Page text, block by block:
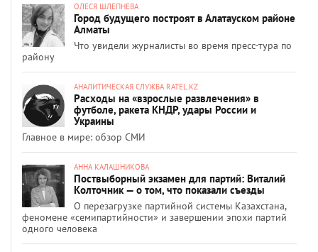
ОЛЕСЯ ШЛЕПНЕВА
Город будущего построят в Алатауском районе
Алматы
Что увидели журналисты во время пресс-тура по
району
АНАЛИТИЧЕСКАЯ СЛУЖБА RATEL.KZ
Расходы на «взрослые развлечения» в
футболе, ракета КНДР, удары России и
Украины
Главное в мире: обзор СМИ
АННА КАЛАШНИКОВА
Поствыборный экзамен для партий: Виталий
Колточник — о том, что показали съезды
О перезагрузке партийной системы Казахстана,
феномене «семипартийности» и завершении эпохи партий
одного человека